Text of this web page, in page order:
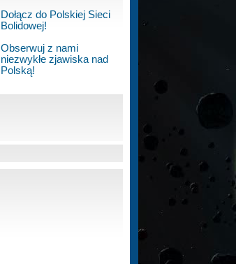
Dołącz do Polskiej Sieci
Bolidowej!
Obserwuj z nami
niezwykłe zjawiska nad
Polską!